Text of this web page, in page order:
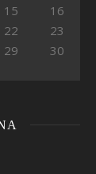
15
16
22
23
29
30